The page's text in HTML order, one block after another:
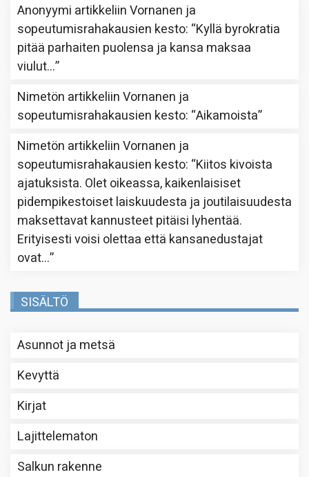
Anonyymi artikkeliinVornanen ja
sopeutumisrahakausien kesto: “Kyllä byrokratia
pitää parhaiten puolensa ja kansa maksaa
viulut…”
Nimetön artikkeliinVornanen ja
sopeutumisrahakausien kesto: “Aikamoista”
Nimetön artikkeliinVornanen ja
sopeutumisrahakausien kesto: “Kiitos kivoista
ajatuksista. Olet oikeassa, kaikenlaisiset
pidempikestoiset laiskuudesta ja joutilaisuudesta
maksettavat kannusteet pitäisi lyhentää.
Erityisesti voisi olettaa että kansanedustajat
ovat…”
SISÄLTÖ
Asunnot ja metsä
Kevyttä
Kirjat
Lajittelematon
Salkun rakenne